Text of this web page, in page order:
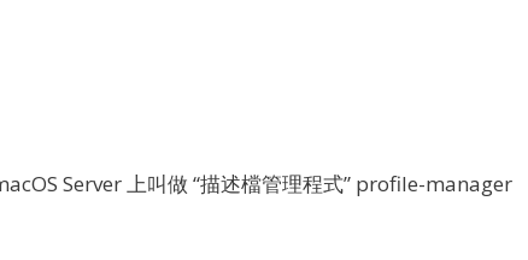
Server 上叫做 “描述檔管理程式” profile-manager